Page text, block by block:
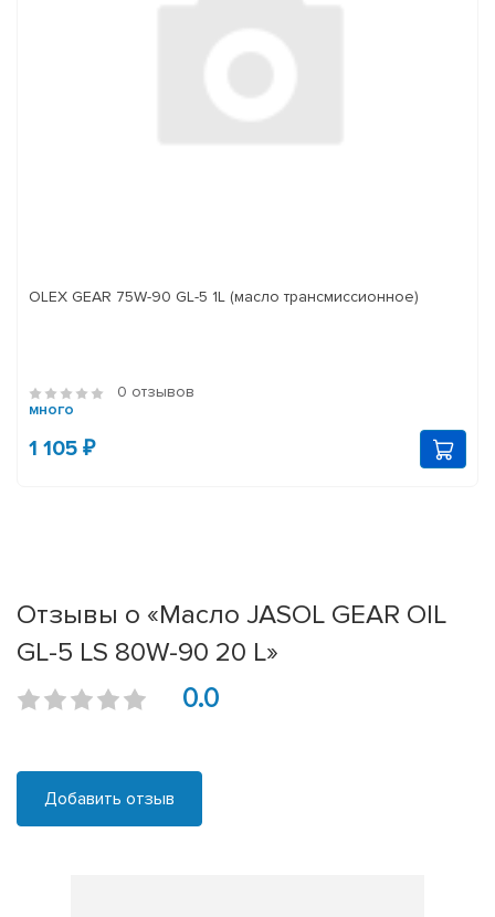
OLEX GEAR 75W-90 GL-5 1L (масло трансмиссионное)
0 отзывов
много
1 105 ₽
Отзывы о «Масло JASOL GEAR OIL
GL-5 LS 80W-90 20 L»
0.0
Добавить отзыв